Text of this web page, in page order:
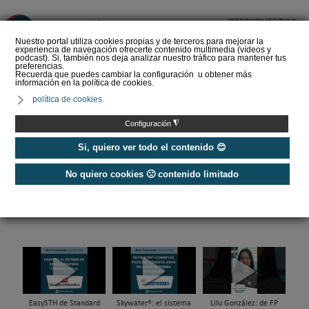
Nuestro portal utiliza cookies propias y de terceros para mejorar la
experiencia de navegación ofrecerte contenido multimedia (vídeos y
podcast). Si, también nos deja analizar nuestro tráfico para mantener tus
preferencias.
Recuerda que puedes cambiar la configuración u obtener más
información en la política de cookies.
política de cookies.
Configuración ◮
Si, quiero ver todo el contenido 😊
No quiero cookies 🙁 contenido limitado
PRESUPUESTOS
del Amperio (Episodio 3)
Etiquetas / ayudas a la energia
EasySTH de Standard
Skywater®: el sistema
Lilu González: de FP